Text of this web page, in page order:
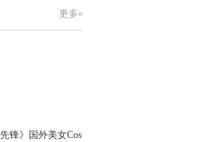
更多»
先锋》国外美女Cos